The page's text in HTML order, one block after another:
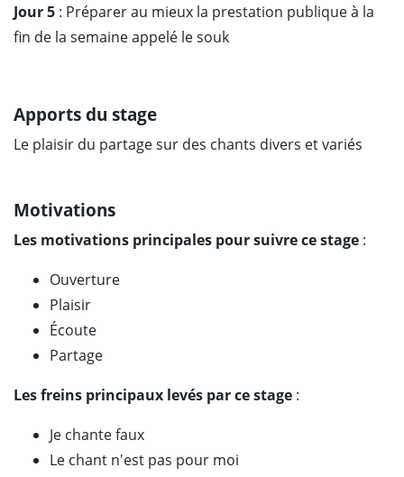
Jour 5 : Préparer au mieux la prestation publique à la
fin de la semaine appelé le souk
Apports du stage
Le plaisir du partage sur des chants divers et variés
Motivations
Les motivations principales pour suivre ce stage :
Ouverture
Plaisir
Écoute
Partage
Les freins principaux levés par ce stage :
Je chante faux
Le chant n'est pas pour moi